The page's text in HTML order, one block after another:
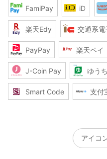
FamiPay iD
楽天Edy 交通系
PayPay 楽天ペイ
J-Coin Pay ゆう
Smart Code 支付
アイコ